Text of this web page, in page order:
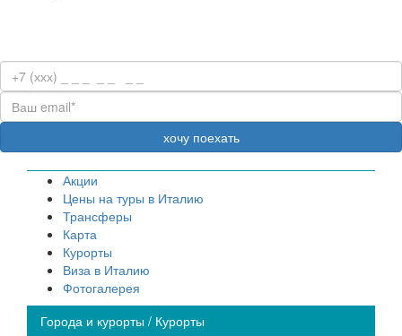
Акции
Цены на туры в Италию
Трансферы
Карта
Курорты
Виза в Италию
Фотогалерея
Города и курорты / Курорты